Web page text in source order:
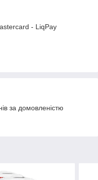
- LiqPay
за домовленістю